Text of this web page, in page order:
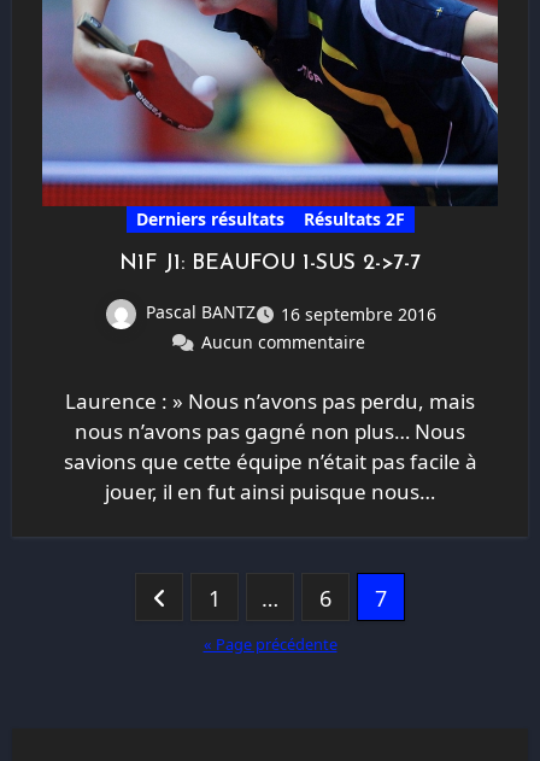
Derniers résultats Résultats 2F
N1F J1: BEAUFOU 1-SUS 2->7-7
Pascal BANTZ
16 septembre 2016
Aucun commentaire
Laurence : » Nous n’avons pas perdu, mais
nous n’avons pas gagné non plus… Nous
savions que cette équipe n’était pas facile à
jouer, il en fut ainsi puisque nous…
1 … 6 7
« Page précédente